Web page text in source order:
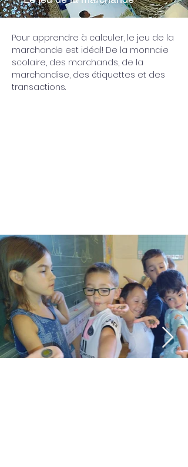
Pour apprendre à calculer, le jeu de la
marchande est idéal! De la monnaie
scolaire, des marchands, de la
marchandise, des étiquettes et des
transactions.